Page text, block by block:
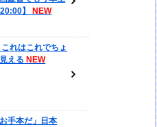
】
これはこれでちょ
える
手本だ」日本